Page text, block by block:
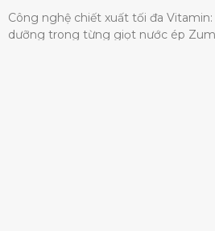
Công nghệ chiết xuất tối đa
dưỡng trong từng giọt nước ép